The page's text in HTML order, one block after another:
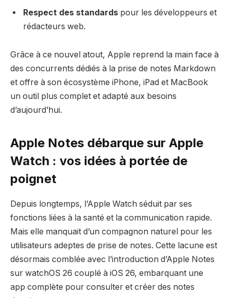
Respect des standards pour les développeurs et
rédacteurs web.
Grâce à ce nouvel atout, Apple reprend la main face à
des concurrents dédiés à la prise de notes Markdown
et offre à son écosystème iPhone, iPad et MacBook
un outil plus complet et adapté aux besoins
d’aujourd’hui.
Apple Notes débarque sur Apple
Watch : vos idées à portée de
poignet
Depuis longtemps, l’Apple Watch séduit par ses
fonctions liées à la santé et la communication rapide.
Mais elle manquait d’un compagnon naturel pour les
utilisateurs adeptes de prise de notes. Cette lacune est
désormais comblée avec l’introduction d’Apple Notes
sur watchOS 26 couplé à iOS 26, embarquant une
app complète pour consulter et créer des notes